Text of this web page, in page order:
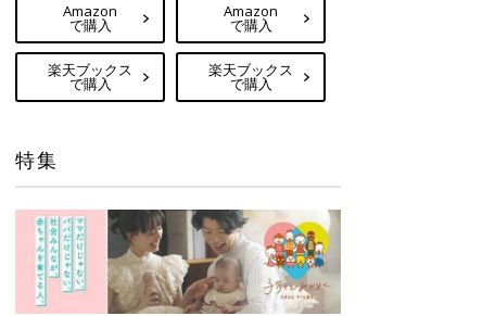
Amazon
で購入
楽天ブックス
で購入
Amazon
で購入
楽天ブックス
で購入
特集